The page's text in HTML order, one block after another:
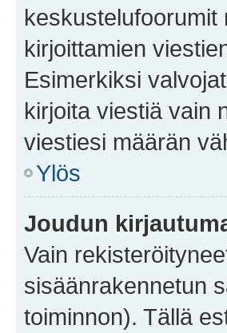
kirjoittamien
Esimerkiksi
kirjoita viestiä vain
viestiesi määrän
Ylös
Joudun
Vain
sisäänrakennetun
toiminnon). Tällä